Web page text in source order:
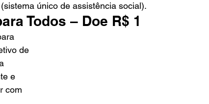
único de assistência social).
Todos – Doe R$ 1
de
e
com